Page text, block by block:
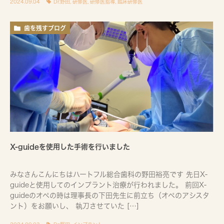
2024.09.04 Dr.野田 研修医 研修医指導 臨床研修医
歯を残すブログ
X-guideを使用した手術を行いました
みなさんこんにちはハートフル総合歯科の野田裕亮です 先日X-
guideと使用してのインプラント治療が行われました。 前回X-
guideのオペの時は理事長の下田先生に前立ち（オペのアシスタ
ント）をお願いし、 執刀させていた […]